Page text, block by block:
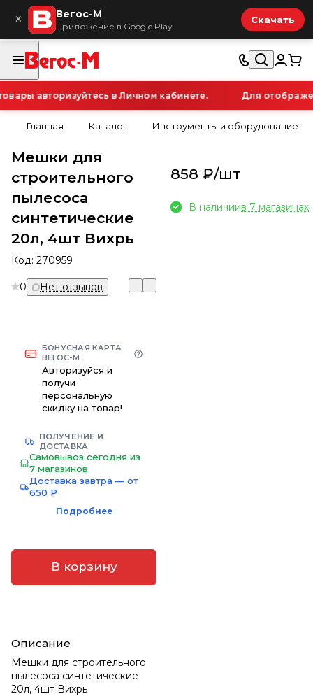
× Вегос-М
Приложение в Google Play
Скачать
авторизуйтесь в Личном кабинете. Для
Главная Каталог Инструменты и оборудование
Мешки для
строительного
пылесоса
синтетические
20л, 4шт Вихрь
Код: 270959
0 Нет отзывов
БОНУСНАЯ КАРТА
ВЕГОС-М
Авторизуйся и
получи
персональную
скидку на товар!
ПОЛУЧЕНИЕ И
ДОСТАВКА
Самовывоз сегодня из
7 магазинов
Доставка завтра — от
650 ₽
Подробнее
В корзину
Описание
Мешки для строительного
пылесоса синтетические
20л, 4шт Вихрь
858 ₽/шт
В наличиив 7 магазинах